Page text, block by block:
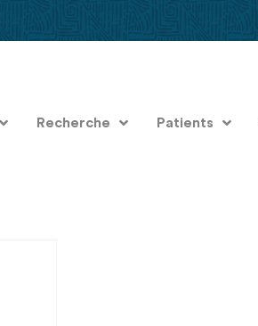
Recherche Patients